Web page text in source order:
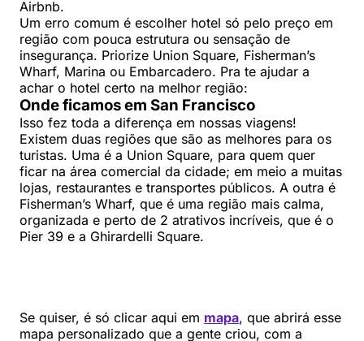
Airbnb.
Um erro comum é escolher hotel só pelo preço em
região com pouca estrutura ou sensação de
insegurança. Priorize Union Square, Fisherman’s
Wharf, Marina ou Embarcadero. Pra te ajudar a
achar o hotel certo na melhor região:
Onde ficamos em San Francisco
Isso fez toda a diferença em nossas viagens!
Existem duas regiões que são as melhores para os
turistas. Uma é a Union Square, para quem quer
ficar na área comercial da cidade; em meio a muitas
lojas, restaurantes e transportes públicos. A outra é
Fisherman’s Wharf, que é uma região mais calma,
organizada e perto de 2 atrativos incríveis, que é o
Pier 39 e a Ghirardelli Square.
Se quiser, é só clicar aqui em mapa, que abrirá esse
mapa personalizado que a gente criou, com a